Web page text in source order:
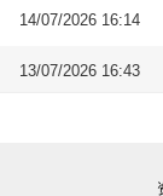
14/07/2026 16:14
13/07/2026 16:43